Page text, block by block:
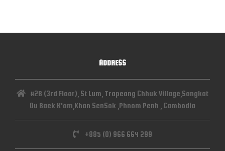
ADDRESS
#2B (3rd Floor), St Lum, Trapeang Chhuk Village,Sangkat
Ou Baek K'am,Khan SenSok ,Phnom Penh , Cambodia
+885 (0) 966 664 299